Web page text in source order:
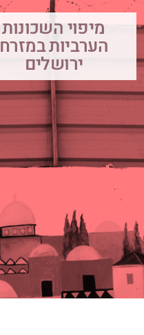
מיפוי השכונות
הערביות במזרח
ירושלים